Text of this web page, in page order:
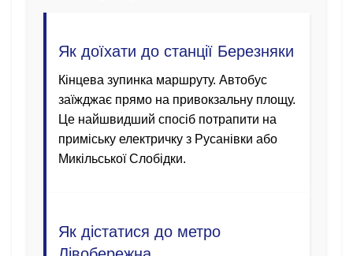
Як доїхати до станції Березняки
Кінцева зупинка маршруту. Автобус
заїжджає прямо на привокзальну площу.
Це найшвидший спосіб потрапити на
приміську електричку з Русанівки або
Микільської Слобідки.
Як дістатися до метро